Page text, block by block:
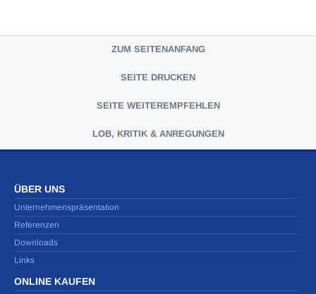
ZUM SEITENANFANG
SEITE DRUCKEN
SEITE WEITEREMPFEHLEN
LOB, KRITIK & ANREGUNGEN
ÜBER UNS
Unternehmenspräsentation
Referenzen
Downloads
Links
ONLINE KAUFEN